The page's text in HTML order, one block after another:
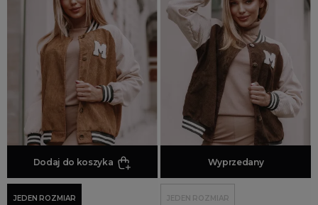
Dodaj do koszyka
JEDEN ROZMIAR
Dodaj do koszyka
Wyprzedany
JEDEN ROZMIAR